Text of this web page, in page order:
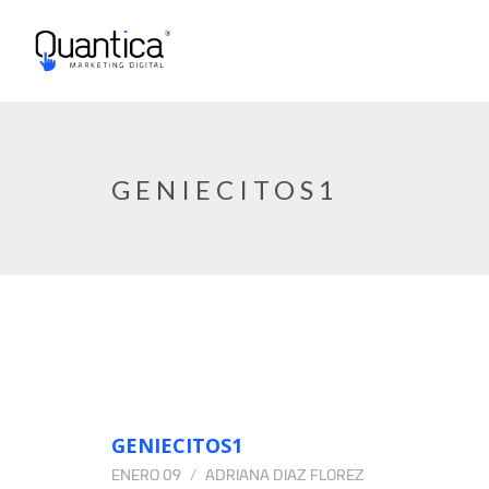
GENIECITOS1
GENIECITOS1
ENERO 09 ADRIANA DIAZ FLOREZ